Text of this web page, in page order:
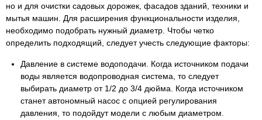
но и для очистки садовых дорожек, фасадов зданий, техники и
мытья машин. Для расширения функциональности изделия,
необходимо подобрать нужный диаметр. Чтобы четко
определить подходящий, следует учесть следующие факторы:
Давление в системе водоподачи. Когда источником подачи
воды является водопроводная система, то следует
выбирать диаметр от 1/2 до 3/4 дюйма. Когда источником
станет автономный насос с опцией регулирования
давления, то подойдут модели с любым диаметром.